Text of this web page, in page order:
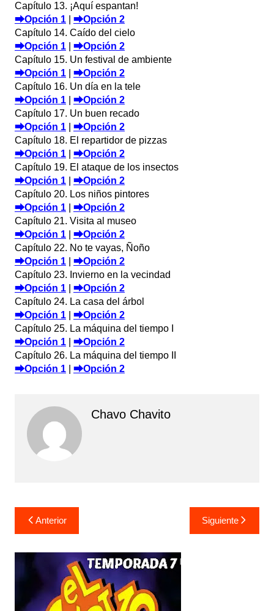
Capítulo 13. ¡Aquí espantan!
⮕Opción 1| ⮕Opción 2
Capítulo 14. Caído del cielo
⮕Opción 1| ⮕Opción 2
Capítulo 15. Un festival de ambiente
⮕Opción 1| ⮕Opción 2
Capítulo 16. Un día en la tele
⮕Opción 1| ⮕Opción 2
Capítulo 17. Un buen recado
⮕Opción 1| ⮕Opción 2
Capítulo 18. El repartidor de pizzas
⮕Opción 1| ⮕Opción 2
Capítulo 19. El ataque de los insectos
⮕Opción 1| ⮕Opción 2
Capítulo 20. Los niños pintores
⮕Opción 1| ⮕Opción 2
Capítulo 21. Visita al museo
⮕Opción 1| ⮕Opción 2
Capítulo 22. No te vayas, Ñoño
⮕Opción 1| ⮕Opción 2
Capítulo 23. Invierno en la vecindad
⮕Opción 1| ⮕Opción 2
Capítulo 24. La casa del árbol
⮕Opción 1| ⮕Opción 2
Capítulo 25. La máquina del tiempo I
⮕Opción 1| ⮕Opción 2
Capítulo 26. La máquina del tiempo II
⮕Opción 1| ⮕Opción 2
Chavo Chavito
Navegación
de
entradas
Anterior Siguiente